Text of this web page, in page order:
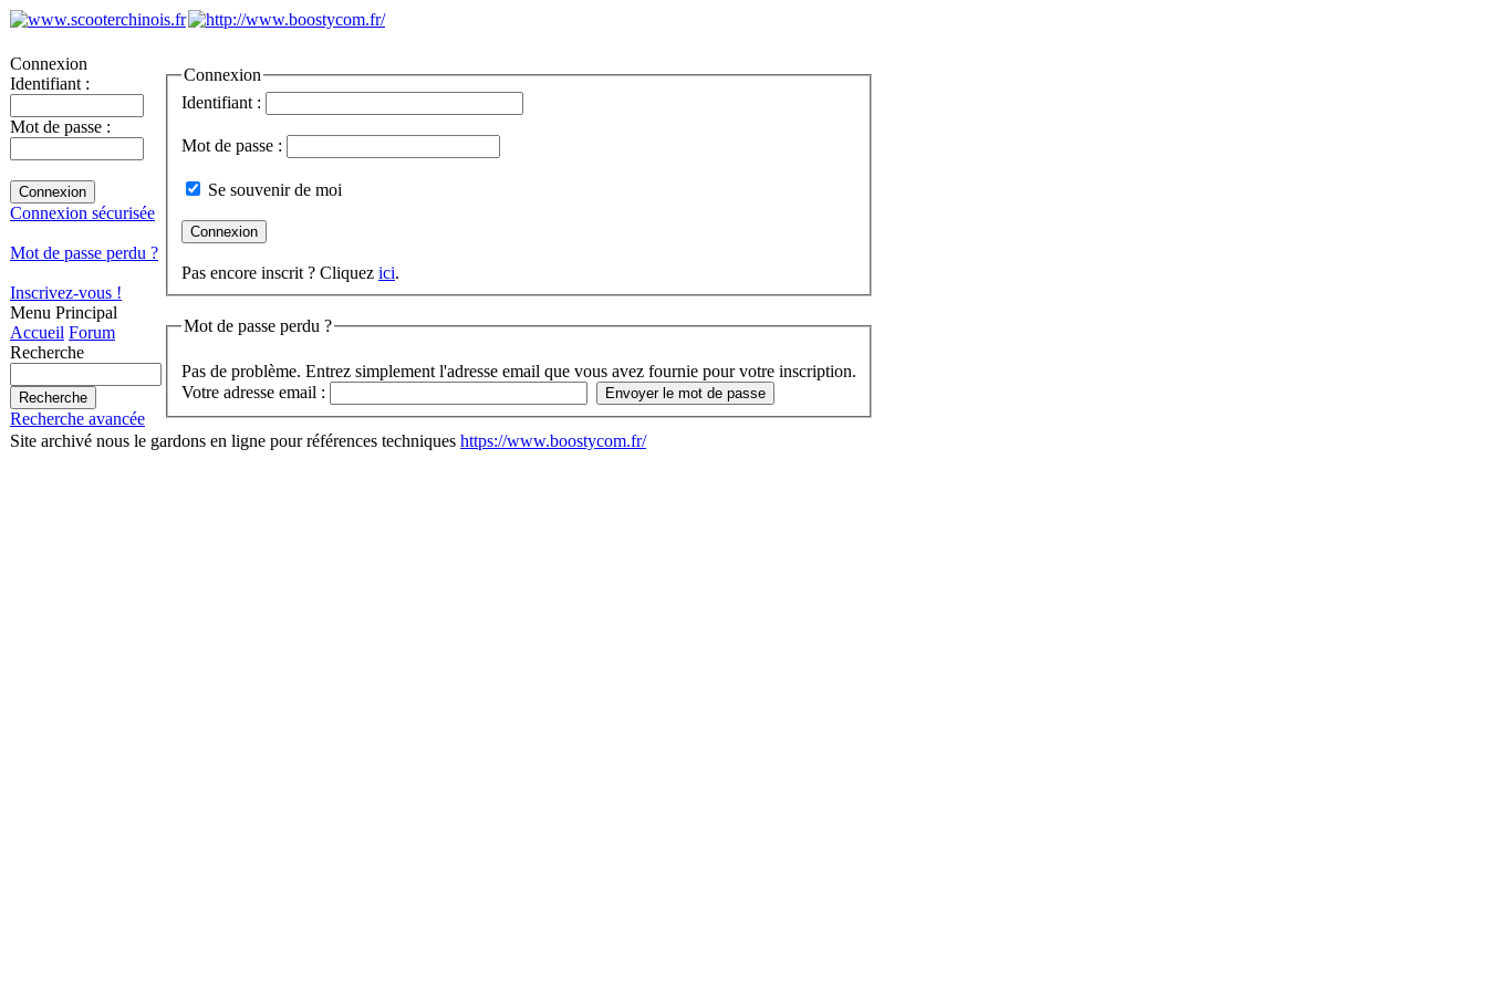
Connexion
Identifiant :
Mot de passe :
Connexion sécurisée
Mot de passe perdu ?
Inscrivez-vous !
Menu Principal
Accueil Forum
Recherche
Recherche avancée
Connexion
Identifiant :
Mot de passe :
Se souvenir de moi
Pas encore inscrit ? Cliquez ici.
Mot de passe perdu ?
Pas de problème. Entrez simplement l'adresse email que vous avez fournie pour votre inscription.
Votre adresse email :
Site archivé nous le gardons en ligne pour références techniques https://www.boostycom.fr/